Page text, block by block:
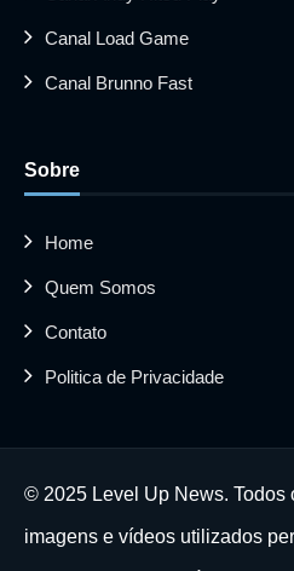
Canal Load Game
Canal Brunno Fast
Sobre
Home
Quem Somos
Contato
Politica de Privacidade
© 2025 Level Up News. Todos
imagens e vídeos utilizados